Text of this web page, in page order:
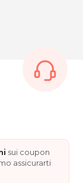
sui coupon
assicurarti